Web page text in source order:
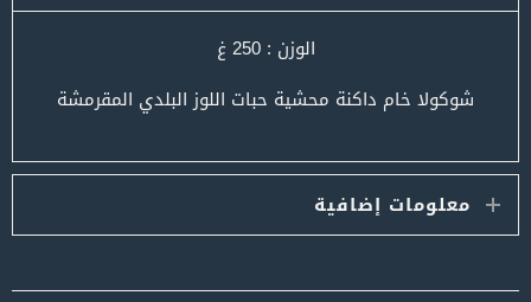
الوزن : 250 غ
شوكولا خام داكنة محشية حبات اللوز البلدي المقرمشة
معلومات إضافية